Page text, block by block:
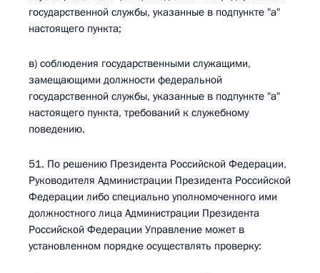
государственной службы, указанные в подпункте "а"
настоящего пункта;
в) соблюдения государственными служащими,
замещающими должности федеральной
государственной службы, указанные в подпункте "а"
настоящего пункта, требований к служебному
поведению.
51. По решению Президента Российской Федерации,
Руководителя Администрации Президента Российской
Федерации либо специально уполномоченного ими
должностного лица Администрации Президента
Российской Федерации Управление может в
установленном порядке осуществлять проверку: